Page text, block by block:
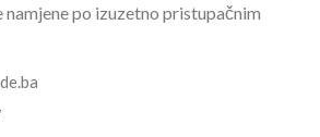
po izuzetno pristupačnim